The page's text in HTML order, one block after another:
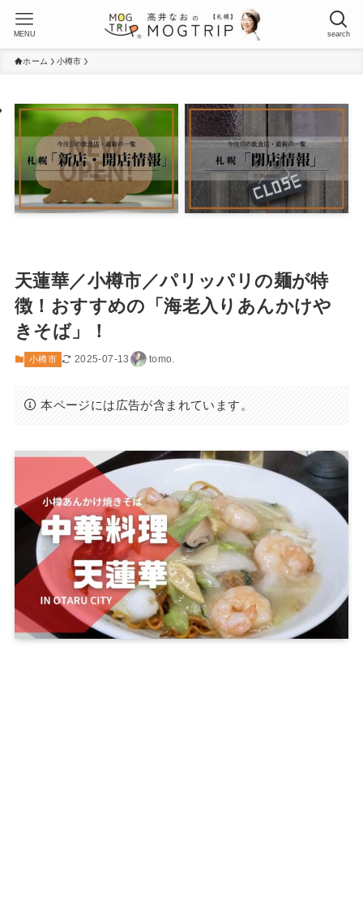
search
MENU
ホーム 小樽市
天蓮華／小樽市／パリッパリの麺が特
徴！おすすめの「海老入りあんかけや
きそば」！
小樽市 2025-07-13 tomo.
本ページには広告が含まれています。